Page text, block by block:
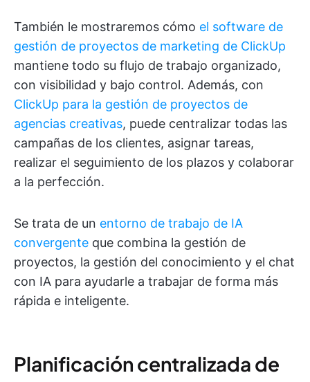
También le mostraremos cómo el software de
gestión de proyectos de marketing de ClickUp
mantiene todo su flujo de trabajo organizado,
con visibilidad y bajo control. Además, con
ClickUp para la gestión de proyectos de
agencias creativas, puede centralizar todas las
campañas de los clientes, asignar tareas,
realizar el seguimiento de los plazos y colaborar
a la perfección.
Se trata de un entorno de trabajo de IA
convergente que combina la gestión de
proyectos, la gestión del conocimiento y el chat
con IA para ayudarle a trabajar de forma más
rápida e inteligente.
Planificación centralizada de